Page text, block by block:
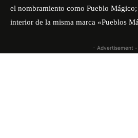
el nombramiento como Pueblo
interior de la misma marca «Pueblos
- Advertisement -